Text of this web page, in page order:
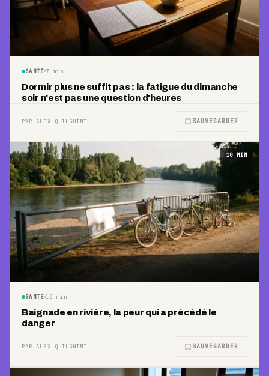
SANTÉ 7 min
Dormir plus ne suffit pas : la fatigue du dimanche
soir n'est pas une question d'heures
PAR ALEX QUILGHINI SAUVEGARDER
10 MIN
SANTÉ 10 min
Baignade en rivière, la peur qui a précédé le
danger
PAR ALEX QUILGHINI SAUVEGARDER